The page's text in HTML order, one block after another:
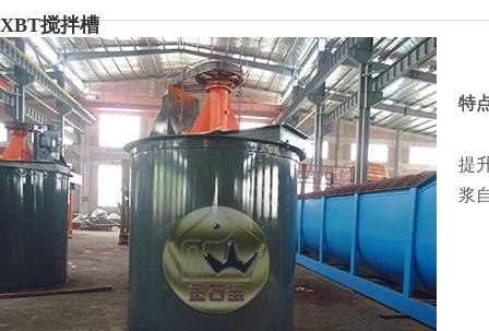
XBT搅拌槽
特
提
浆